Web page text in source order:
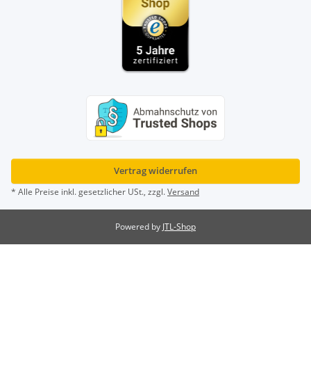
Vertrag widerrufen
* Alle Preise inkl. gesetzlicher USt., zzgl.Versand
Powered by JTL-Shop